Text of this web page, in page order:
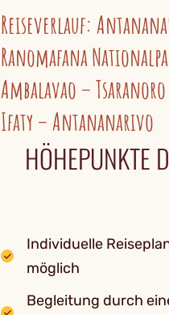
Reiseverlauf:
Ranomafana
Ambalavao –
Ifaty – Antananarivo
HÖHEPUNKTE
Individuelle
möglich
Begleitung durch